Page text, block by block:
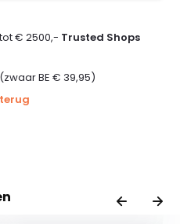
€ 2500,- Trusted Shops
(zwaar BE € 39,95)